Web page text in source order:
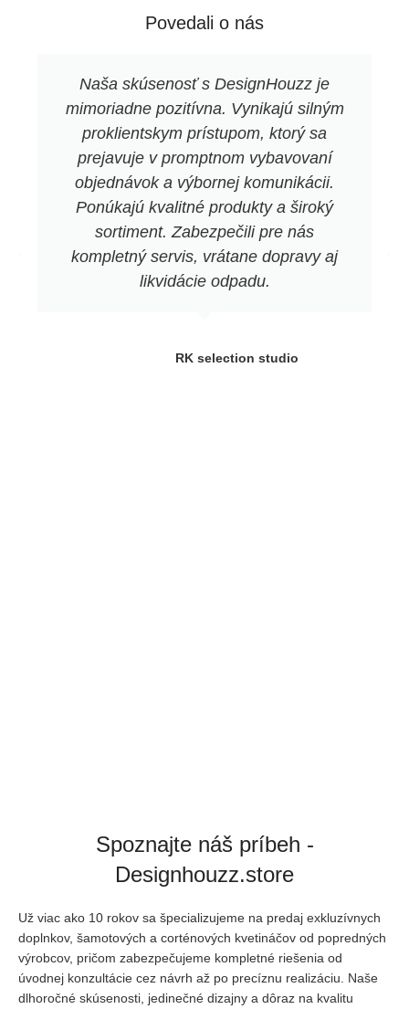
Povedali o nás
Naša skúsenosť s DesignHouzz je
mimoriadne pozitívna. Vynikajú silným
proklientskym prístupom, ktorý sa
prejavuje v promptnom vybavovaní
objednávok a výbornej komunikácii.
Ponúkajú kvalitné produkty a široký
sortiment. Zabezpečili pre nás
kompletný servis, vrátane dopravy aj
likvidácie odpadu.
RK selection studio
Spoznajte náš príbeh -
Designhouzz.store
Už viac ako 10 rokov sa špecializujeme na predaj exkluzívnych
doplnkov, šamotových a corténových kvetináčov od popredných
výrobcov, pričom zabezpečujeme kompletné riešenia od
úvodnej konzultácie cez návrh až po precíznu realizáciu. Naše
dlhoročné skúsenosti, jedinečné dizajny a dôraz na kvalitu